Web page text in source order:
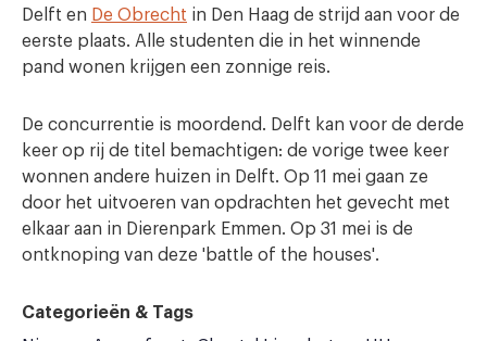
Delft en De Obrecht in Den Haag de strijd aan voor de
eerste plaats. Alle studenten die in het winnende
pand wonen krijgen een zonnige reis.
De concurrentie is moordend. Delft kan voor de derde
keer op rij de titel bemachtigen: de vorige twee keer
wonnen andere huizen in Delft. Op 11 mei gaan ze
door het uitvoeren van opdrachten het gevecht met
elkaar aan in Dierenpark Emmen. Op 31 mei is de
ontknoping van deze 'battle of the houses'.
Categorieën & Tags